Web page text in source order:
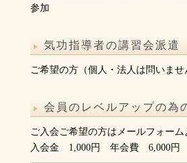
参加
気功指導者の講習会派遣
ご希望の方（個人・法人は問いま
会員のレベルアップの為
ご入会ご希望の方はメールフォーム
入会金 1,000円 年会費 6,000円